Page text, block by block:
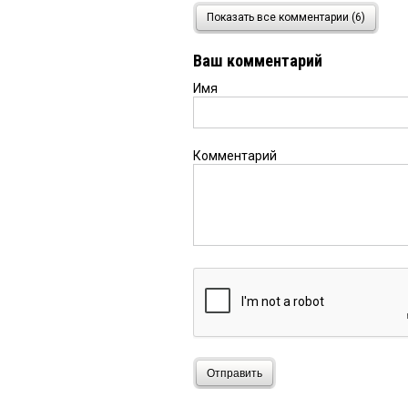
Григорий 23 апреля 2018
Самое дорогое на
мэрши — она
лстанется одна и в
относиться, но то,
Показать все комментарии (6)
Ваш комментарий
Имя
Комментарий
Отправить